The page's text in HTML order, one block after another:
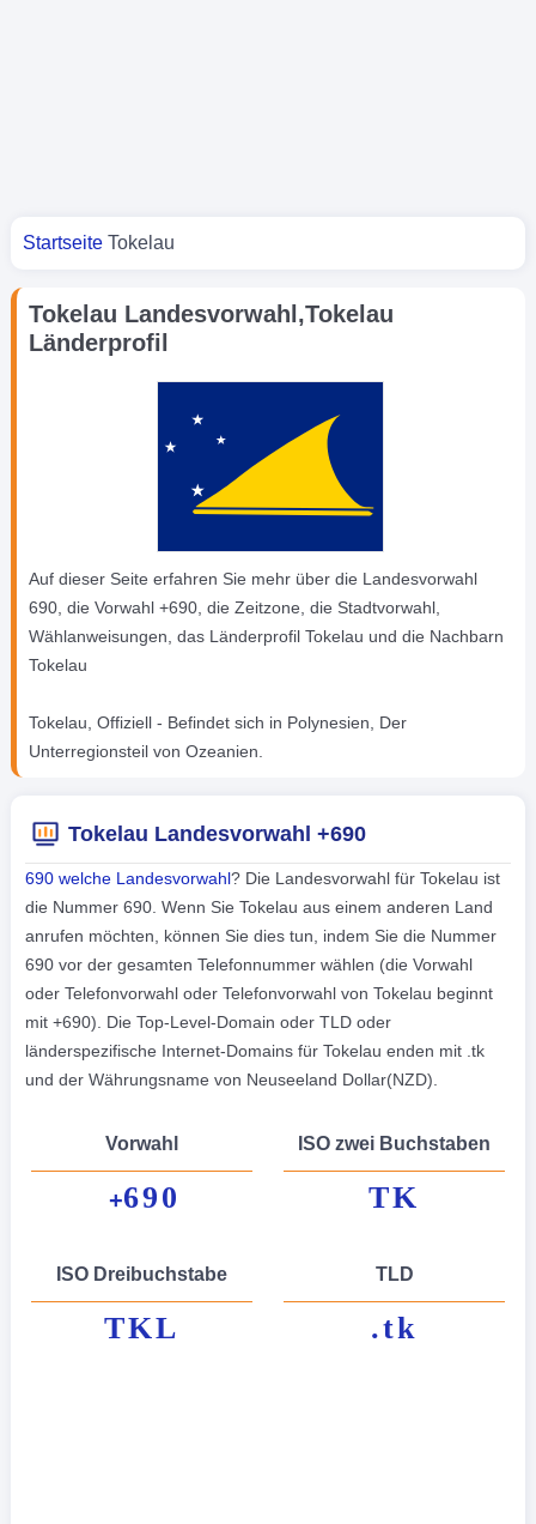
Sie sind hier
Startseite Tokelau
Tokelau Landesvorwahl,Tokelau
Länderprofil
Auf dieser Seite erfahren Sie mehr über die Landesvorwahl
690, die Vorwahl +690, die Zeitzone, die Stadtvorwahl,
Wählanweisungen, das Länderprofil Tokelau und die Nachbarn
Tokelau
Tokelau, Offiziell - Befindet sich in Polynesien, Der
Unterregionsteil von Ozeanien.
Tokelau Landesvorwahl +690
690 welche Landesvorwahl? Die Landesvorwahl für Tokelau ist
die Nummer 690. Wenn Sie Tokelau aus einem anderen Land
anrufen möchten, können Sie dies tun, indem Sie die Nummer
690 vor der gesamten Telefonnummer wählen (die Vorwahl
oder Telefonvorwahl oder Telefonvorwahl von Tokelau beginnt
mit +690). Die Top-Level-Domain oder TLD oder
länderspezifische Internet-Domains für Tokelau enden mit .tk
und der Währungsname von Neuseeland Dollar(NZD).
Vorwahl
+690
ISO zwei Buchstaben
TK
ISO Dreibuchstabe
TKL
TLD
.tk